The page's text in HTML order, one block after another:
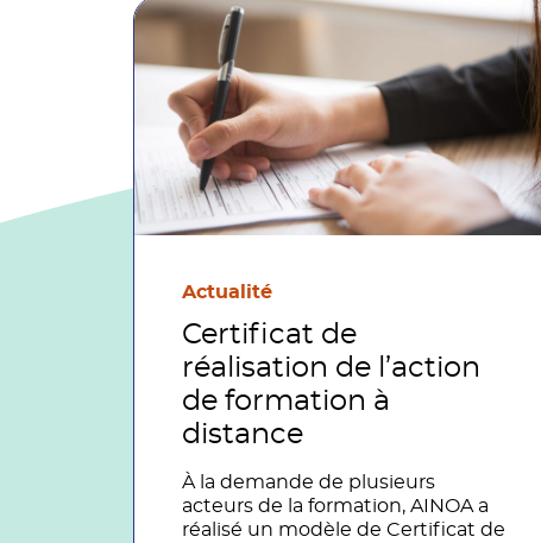
Actualité
Certificat de
réalisation de l’action
de formation à
distance
À la demande de plusieurs
acteurs de la formation, AINOA a
réalisé un modèle de Certificat de